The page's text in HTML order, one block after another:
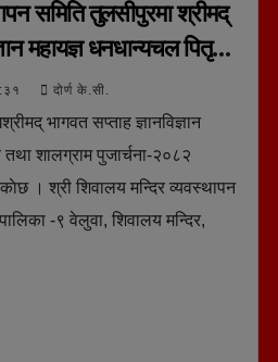
समिति तुलसीपुरमा श्रीमद्
महायज्ञ धनधान्यचल पितृमाेक्ष
२०८२ सञ्चालन
दोर्ण के.सी.
भागवत सप्ताह ज्ञानविज्ञान
तथा शालग्राम पुजार्चना-२०८२
। श्री शिवालय मन्दिर व्यवस्थापन
-९ वेलुवा, शिवालय मन्दिर,